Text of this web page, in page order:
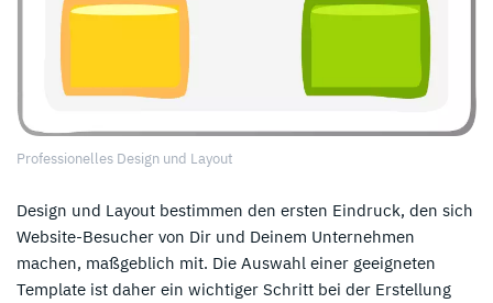
Professionelles Design und Layout
Design und Layout bestimmen den ersten Eindruck, den sich
Website-Besucher von Dir und Deinem Unternehmen
machen, maßgeblich mit. Die Auswahl einer geeigneten
Template ist daher ein wichtiger Schritt bei der Erstellung